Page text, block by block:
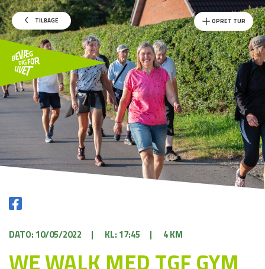
TILBAGE OPRET TUR
DATO: 10/05/2022 | KL: 17:45 | 4 KM
WE WALK MED TGF GYM